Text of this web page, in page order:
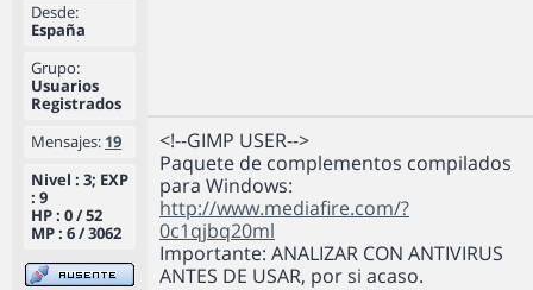
Desde:
España
Grupo:
Usuarios
Registrados
Mensajes: 19
Nivel : 3; EXP
: 9
HP : 0 / 52
MP : 6 / 3062
<!--GIMP USER-->
Paquete de complementos compilados
para Windows:
http://www.mediafire.com/?
0c1qjbq20ml
Importante: ANALIZAR CON ANTIVIRUS
ANTES DE USAR, por si acaso.